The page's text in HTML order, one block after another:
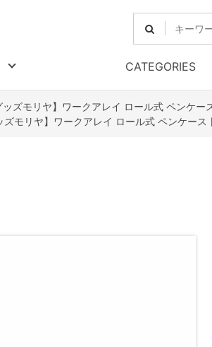
CATEGORIES
ッズモリヤ】ワークアレイ ロール式 ペンケー
ズモリヤ】ワークアレイ ロール式 ペンケース